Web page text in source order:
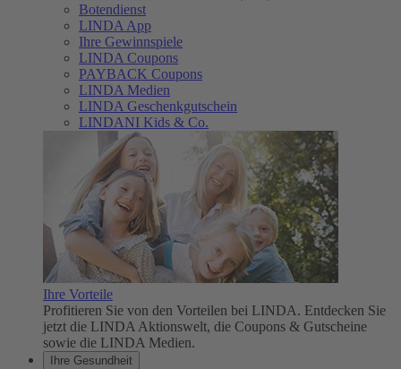
Botendienst
LINDA App
Ihre Gewinnspiele
LINDA Coupons
PAYBACK Coupons
LINDA Medien
LINDA Geschenkgutschein
LINDANI Kids & Co.
Ihre Vorteile
Profitieren Sie von den Vorteilen bei LINDA. Entdecken Sie
jetzt die LINDA Aktionswelt, die Coupons & Gutscheine
sowie die LINDA Medien.
Ihre Gesundheit